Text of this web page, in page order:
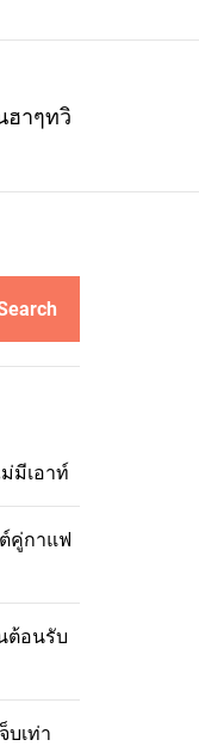
าๆทวิ
มีเอาท์
คู่กาแฟ
ต้อนรับ
บเท่า